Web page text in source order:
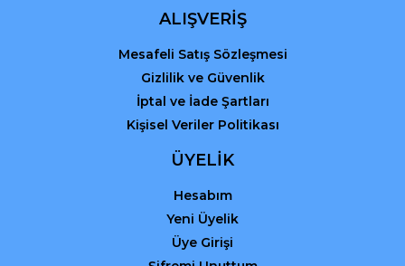
ALIŞVERİŞ
Mesafeli Satış Sözleşmesi
Gizlilik ve Güvenlik
İptal ve İade Şartları
Kişisel Veriler Politikası
ÜYELİK
Hesabım
Yeni Üyelik
Üye Girişi